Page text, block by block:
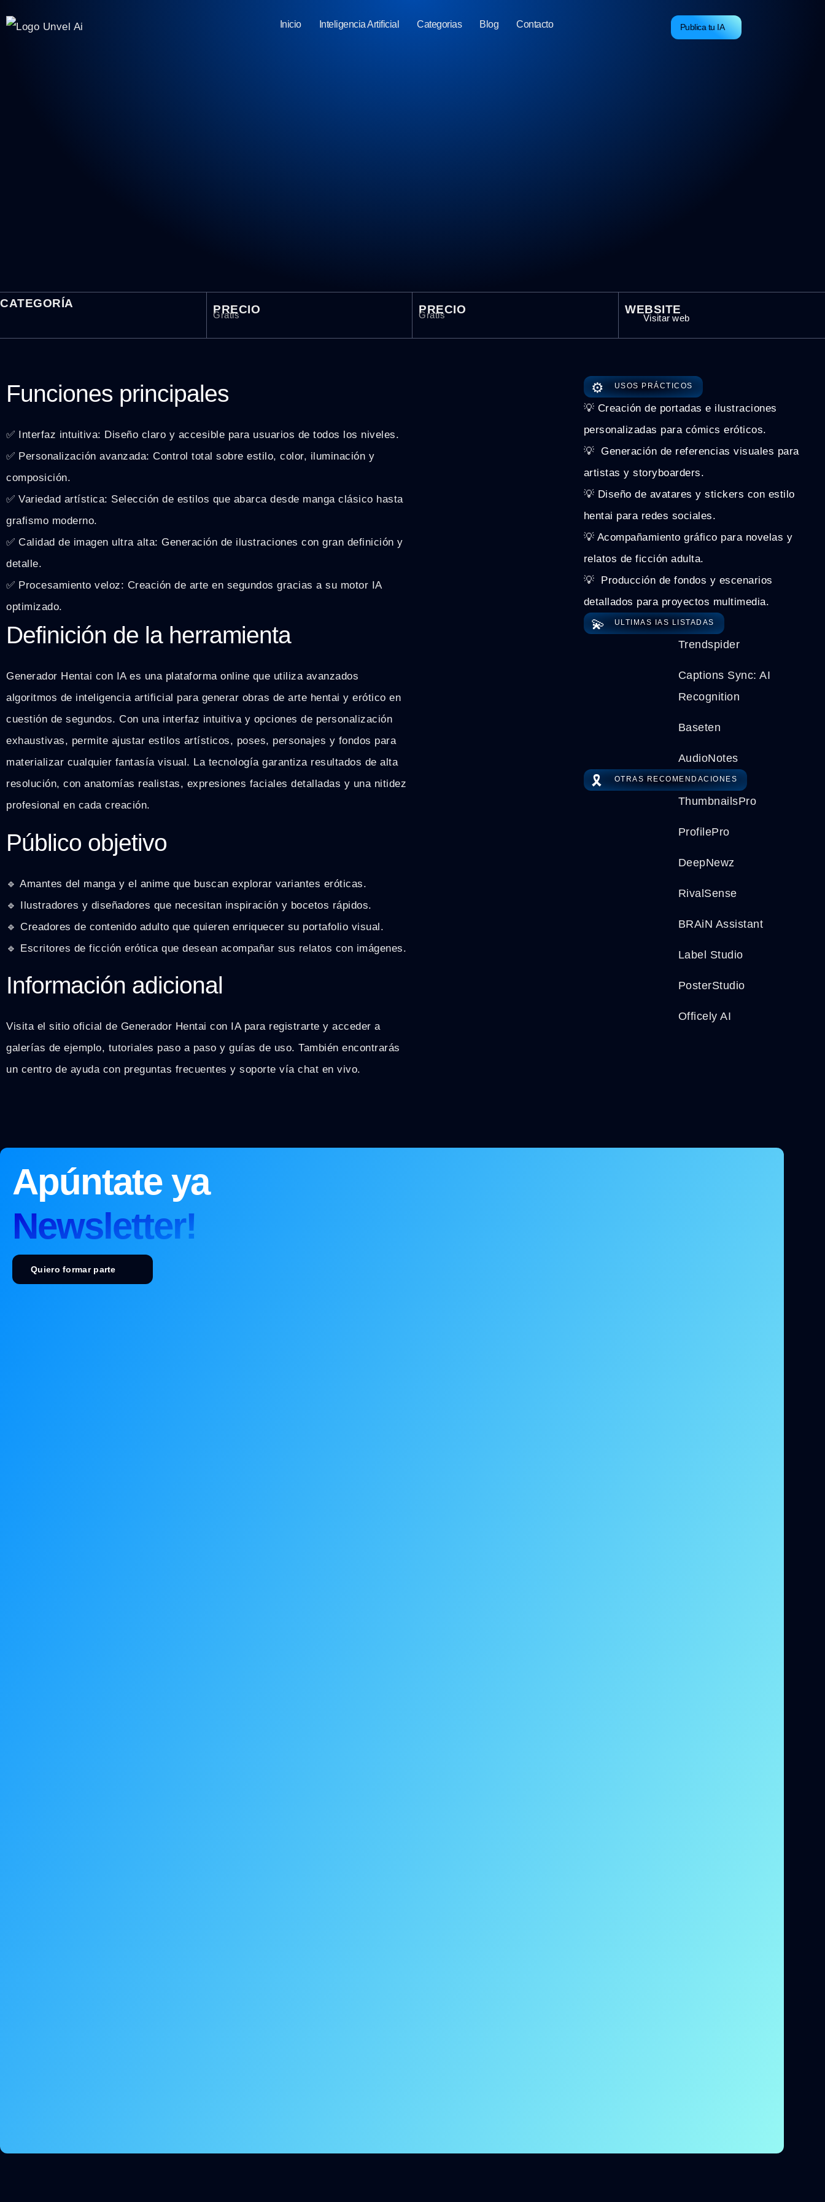
Inicio Inteligencia Artificial Categorias Blog Contacto Publica tu IA
CATEGORÍA PRECIO
Gratis PRECIO
Gratis WEBSITE
Visitar web
Funciones principales
✅ Interfaz intuitiva: Diseño claro y accesible para usuarios de todos los niveles.
✅ Personalización avanzada: Control total sobre estilo, color, iluminación y
composición.
✅ Variedad artística: Selección de estilos que abarca desde manga clásico hasta
grafismo moderno.
✅ Calidad de imagen ultra alta: Generación de ilustraciones con gran definición y
detalle.
✅ Procesamiento veloz: Creación de arte en segundos gracias a su motor IA
optimizado.
Definición de la herramienta
Generador Hentai con IA es una plataforma online que utiliza avanzados
algoritmos de inteligencia artificial para generar obras de arte hentai y erótico en
cuestión de segundos. Con una interfaz intuitiva y opciones de personalización
exhaustivas, permite ajustar estilos artísticos, poses, personajes y fondos para
materializar cualquier fantasía visual. La tecnología garantiza resultados de alta
resolución, con anatomías realistas, expresiones faciales detalladas y una nitidez
profesional en cada creación.
Público objetivo
🔹 Amantes del manga y el anime que buscan explorar variantes eróticas.
🔹 Ilustradores y diseñadores que necesitan inspiración y bocetos rápidos.
🔹 Creadores de contenido adulto que quieren enriquecer su portafolio visual.
🔹 Escritores de ficción erótica que desean acompañar sus relatos con imágenes.
Información adicional
Visita el sitio oficial de Generador Hentai con IA para registrarte y acceder a
galerías de ejemplo, tutoriales paso a paso y guías de uso. También encontrarás
un centro de ayuda con preguntas frecuentes y soporte vía chat en vivo.
⚙️ USOS PRÁCTICOS
💡 Creación de portadas e ilustraciones
personalizadas para cómics eróticos.
💡 ️ Generación de referencias visuales para
artistas y storyboarders.
💡 Diseño de avatares y stickers con estilo
hentai para redes sociales.
💡 Acompañamiento gráfico para novelas y
relatos de ficción adulta.
💡 ️ Producción de fondos y escenarios
detallados para proyectos multimedia.
💫 ULTIMAS IAS LISTADAS
Trendspider
Captions Sync: AI
Recognition
Baseten
AudioNotes
🎗️ OTRAS RECOMENDACIONES
ThumbnailsPro
ProfilePro
DeepNewz
RivalSense
BRAiN Assistant
Label Studio
PosterStudio
Officely AI
Apúntate ya
Newsletter!
Quiero formar parte